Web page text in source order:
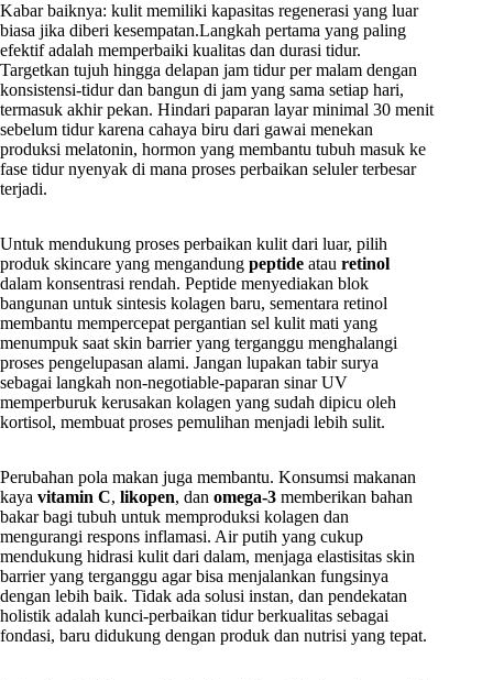
Kabar baiknya: kulit memiliki kapasitas regenerasi yang luar
biasa jika diberi kesempatan.Langkah pertama yang paling
efektif adalah memperbaiki kualitas dan durasi tidur.
Targetkan tujuh hingga delapan jam tidur per malam dengan
konsistensi-tidur dan bangun di jam yang sama setiap hari,
termasuk akhir pekan. Hindari paparan layar minimal 30 menit
sebelum tidur karena cahaya biru dari gawai menekan
produksi melatonin, hormon yang membantu tubuh masuk ke
fase tidur nyenyak di mana proses perbaikan seluler terbesar
terjadi.
Untuk mendukung proses perbaikan kulit dari luar, pilih
produk skincare yang mengandung peptide atau retinol
dalam konsentrasi rendah. Peptide menyediakan blok
bangunan untuk sintesis kolagen baru, sementara retinol
membantu mempercepat pergantian sel kulit mati yang
menumpuk saat skin barrier yang terganggu menghalangi
proses pengelupasan alami. Jangan lupakan tabir surya
sebagai langkah non-negotiable-paparan sinar UV
memperburuk kerusakan kolagen yang sudah dipicu oleh
kortisol, membuat proses pemulihan menjadi lebih sulit.
Perubahan pola makan juga membantu. Konsumsi makanan
kaya vitamin C, likopen, dan omega-3 memberikan bahan
bakar bagi tubuh untuk memproduksi kolagen dan
mengurangi respons inflamasi. Air putih yang cukup
mendukung hidrasi kulit dari dalam, menjaga elastisitas skin
barrier yang terganggu agar bisa menjalankan fungsinya
dengan lebih baik. Tidak ada solusi instan, dan pendekatan
holistik adalah kunci-perbaikan tidur berkualitas sebagai
fondasi, baru didukung dengan produk dan nutrisi yang tepat.